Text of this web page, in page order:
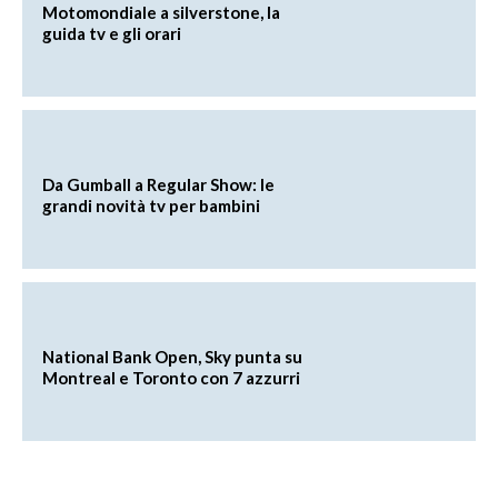
Motomondiale a silverstone, la
guida tv e gli orari
Da Gumball a Regular Show: le
grandi novità tv per bambini
National Bank Open, Sky punta su
Montreal e Toronto con 7 azzurri